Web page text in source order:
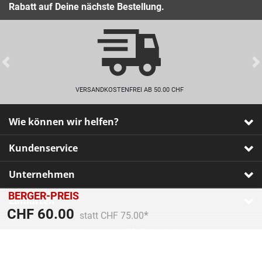
BERGER-PREIS
CHF 60.00 Preis reduziert von
statt CHF 75.00
An
Rabatt auf Deine nächste Bestellung.
VERSANDKOSTENFREI AB 50.00 CHF
Previous
Wie können wir helfen?
Kundenservice
Unternehmen
Zahlarten